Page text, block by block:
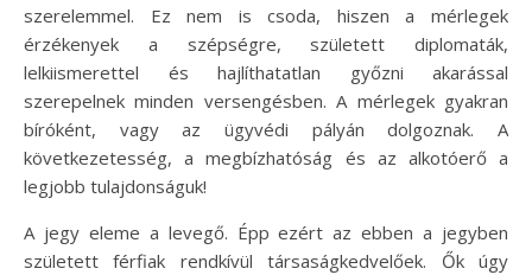
szerelemmel. Ez nem is csoda, hiszen a mérlegek
érzékenyek a szépségre, született diplomaták,
lelkiismerettel és hajlíthatatlan győzni akarással
szerepelnek minden versengésben. A mérlegek gyakran
bíróként, vagy az ügyvédi pályán dolgoznak. A
következetesség, a megbízhatóság és az alkotóerő a
legjobb tulajdonságuk!
A jegy eleme a levegő. Épp ezért az ebben a jegyben
született férfiak rendkívül társaságkedvelőek. Ők úgy